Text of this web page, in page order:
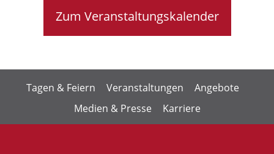
Zum Veranstaltungskalender
Tagen & Feiern Veranstaltungen
Angebote
Medien & Presse
Karriere